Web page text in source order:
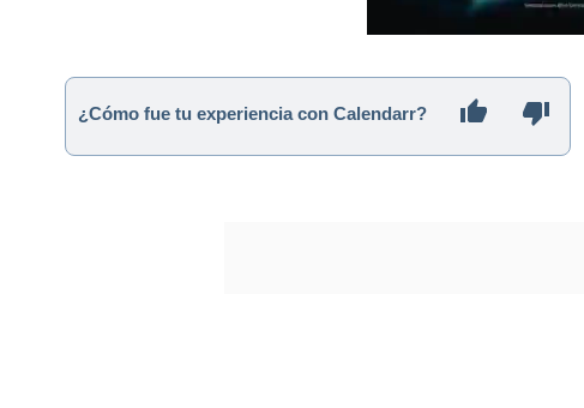
¿Cómo fue tu experiencia con Calendarr?